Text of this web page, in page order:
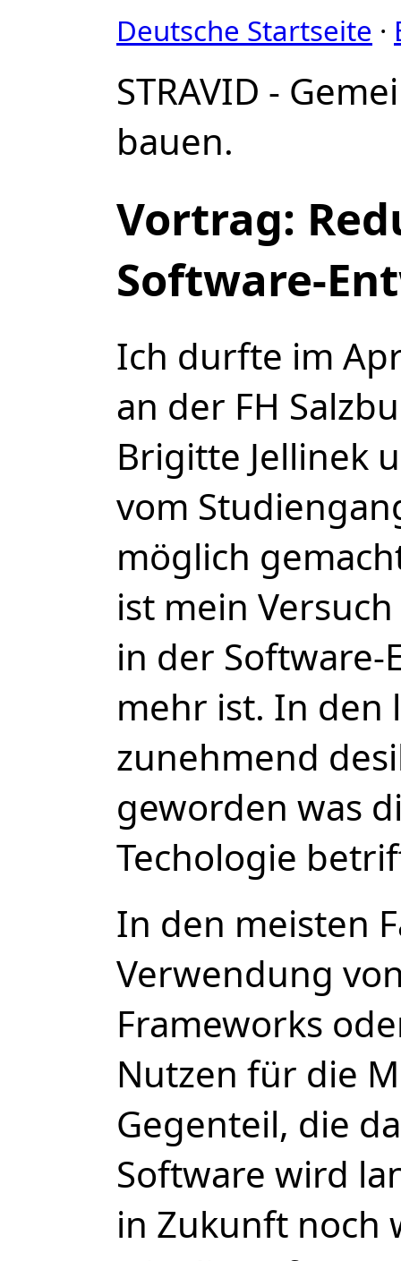
Deutsche Startseite ·
STRAVID -
bauen.
Vortrag:
Software-
Ich durfte im
an der FH
Brigitte Jellinek
vom
möglich
ist mein
in der
mehr ist. In den
zunehmend
geworden was
Techologie
In den meisten
Verwendung
Frameworks
Nutzen für die
Gegenteil, die
Software wird
in Zukunft noch